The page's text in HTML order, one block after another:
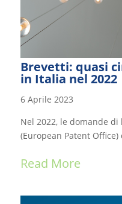
Brevetti: quasi
in Italia nel 2022
6 Aprile 2023
Nel 2022, le domande
(European Patent
Read More